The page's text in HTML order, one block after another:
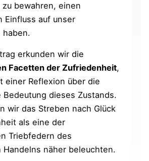
bewahren, einen
Einfluss auf unser
haben.
erkunden wir die
Facetten der Zufriedenheit,
einer Reflexion über die
Bedeutung dieses Zustands.
wir das Streben nach Glück
als eine der
Triebfedern des
Handelns näher beleuchten.